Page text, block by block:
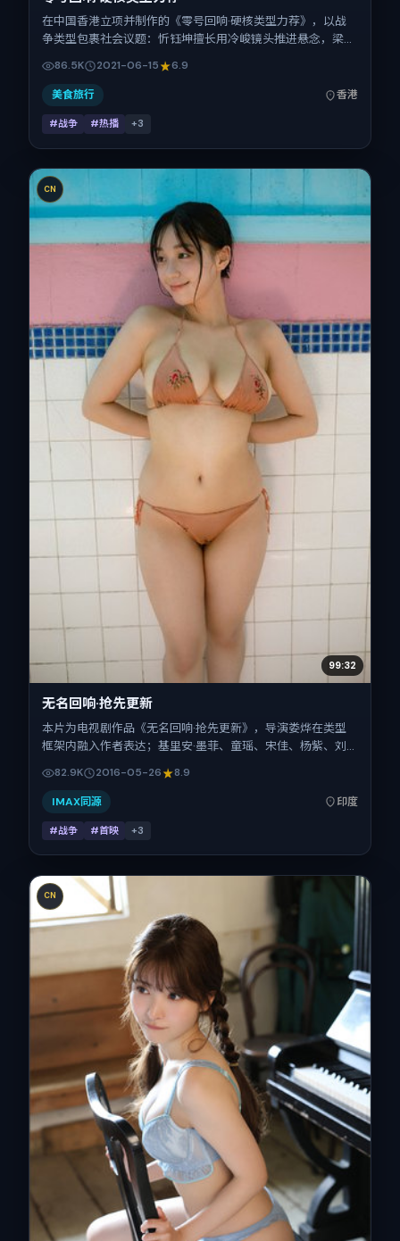
在中国香港立项并制作的《零号回响·硬核类型力荐》，以战
争类型包裹社会议题：忻钰坤擅长用冷峻镜头推进悬念，梁朝
点之一。上映时间：2021-06-15；片长155分钟；适合关注现
实质感与类型片结构的观众。
86.5K 2021-06-15 6.9
美食旅行 香港
#战争 #热播 +3
CN
99:32
无名回响·抢先更新
本片为电视剧作品《无名回响·抢先更新》，导演娄烨在类型
框架内融入作者表达；基里安·墨菲、童瑶、宋佳、杨紫、刘
品背景为印度。上映时间 2016年5月26日（公映登记日
2016-05-26），全片162分钟，节奏张弛有度。
82.9K 2016-05-26 8.9
IMAX同源 印度
#战争 #首映 +3
CN